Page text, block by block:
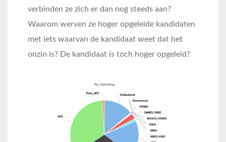
verbinden ze zich er dan nog steeds aan?
Waarom werven ze hoger opgeleide kandidaten
met iets waarvan de kandidaat weet dat het
onzin is? De kandidaat is toch hoger opgeleid?